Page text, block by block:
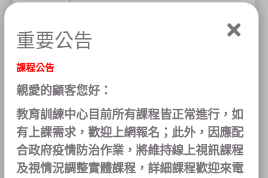
重要公告
課程公告
親愛的顧客您好：
教育訓練中心目前所有課程皆正常進行，如
有上課需求，歡迎上網報名；此外，因應配
合政府疫情防治作業，將維持線上視訊課程
及視情況調整實體課程，詳細課程歡迎來電